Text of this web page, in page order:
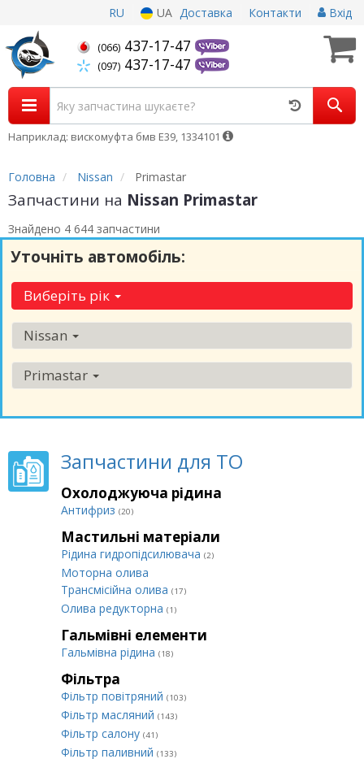
RU UA Доставка Контакти Вхід
(066) 437-17-47
(097) 437-17-47
Наприклад: вискомуфта бмв Е39, 1334101
Головна Nissan Primastar
Запчастини на Nissan Primastar
Знайдено 4 644 запчастини
Уточніть автомобіль:
Виберіть рік
Nissan
Primastar
Запчастини для ТО
Охолоджуюча рідина
Антифриз (20)
Мастильні матеріали
Рідина гидропідсилювача (2)
Моторна олива
Трансмісійна олива (17)
Олива редукторна (1)
Гальмівні елементи
Гальмівна рідина (18)
Фільтра
Фільтр повітряний (103)
Фільтр масляний (143)
Фільтр салону (41)
Фільтр паливний (133)